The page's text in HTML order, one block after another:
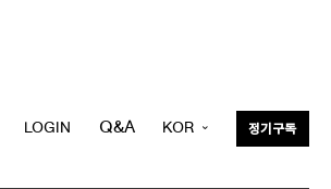
LOGIN Q&A KOR 정기구독